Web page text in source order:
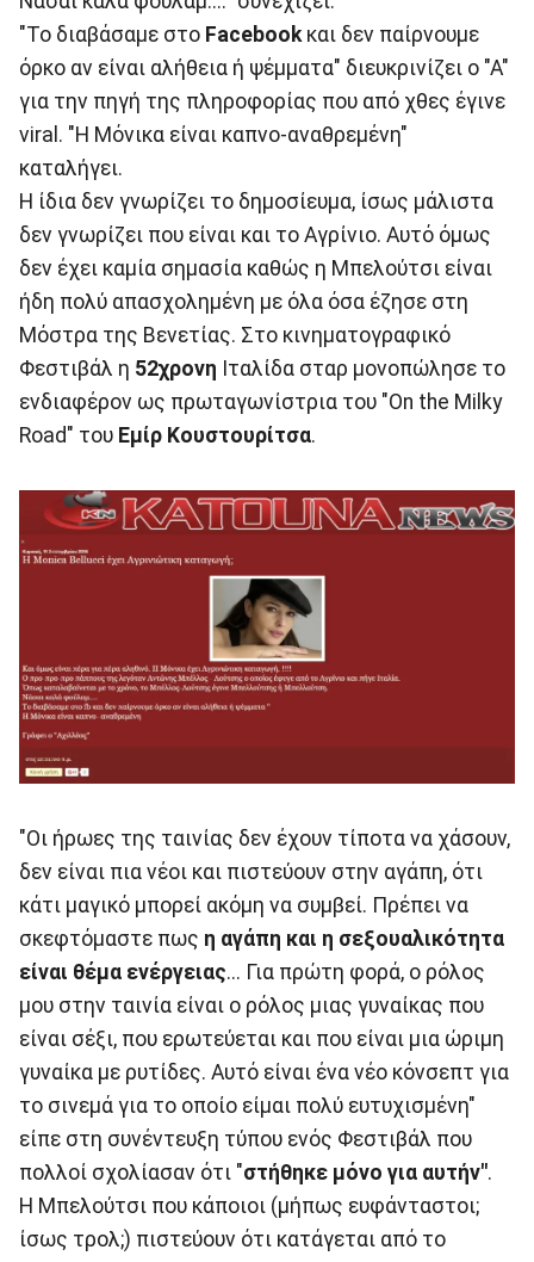
"Το διαβάσαμε στο Facebook και δεν παίρνουμε
όρκο αν είναι αλήθεια ή ψέμματα" διευκρινίζει ο "Α"
για την πηγή της πληροφορίας που από χθες έγινε
viral. "Η Μόνικα είναι καπνο-αναθρεμένη"
καταλήγει.
Η ίδια δεν γνωρίζει το δημοσίευμα, ίσως μάλιστα
δεν γνωρίζει που είναι και το Αγρίνιο. Αυτό όμως
δεν έχει καμία σημασία καθώς η Μπελούτσι είναι
ήδη πολύ απασχολημένη με όλα όσα έζησε στη
Μόστρα της Βενετίας. Στο κινηματογραφικό
Φεστιβάλ η 52χρονη Ιταλίδα σταρ μονοπώλησε το
ενδιαφέρον ως πρωταγωνίστρια του "On the Milky
Road" του Εμίρ Κουστουρίτσα.
"Οι ήρωες της ταινίας δεν έχουν τίποτα να χάσουν,
δεν είναι πια νέοι και πιστεύουν στην αγάπη, ότι
κάτι μαγικό μπορεί ακόμη να συμβεί. Πρέπει να
σκεφτόμαστε πως η αγάπη και η σεξουαλικότητα
είναι θέμα ενέργειας... Για πρώτη φορά, ο ρόλος
μου στην ταινία είναι ο ρόλος μιας γυναίκας που
είναι σέξι, που ερωτεύεται και που είναι μια ώριμη
γυναίκα με ρυτίδες. Αυτό είναι ένα νέο κόνσεπτ για
το σινεμά για το οποίο είμαι πολύ ευτυχισμένη"
είπε στη συνέντευξη τύπου ενός Φεστιβάλ που
πολλοί σχολίασαν ότι "στήθηκε μόνο για αυτήν".
Η Μπελούτσι που κάποιοι (μήπως ευφάνταστοι;
ίσως τρολ;) πιστεύουν ότι κατάγεται από το